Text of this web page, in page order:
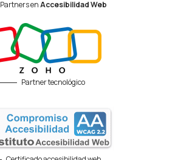
Partners enAccesibilidad Web
Partner tecnológico